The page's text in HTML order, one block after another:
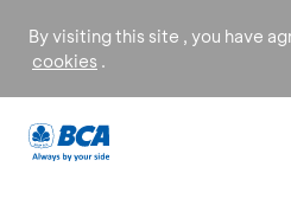
By visiting this site , you have
cookies .